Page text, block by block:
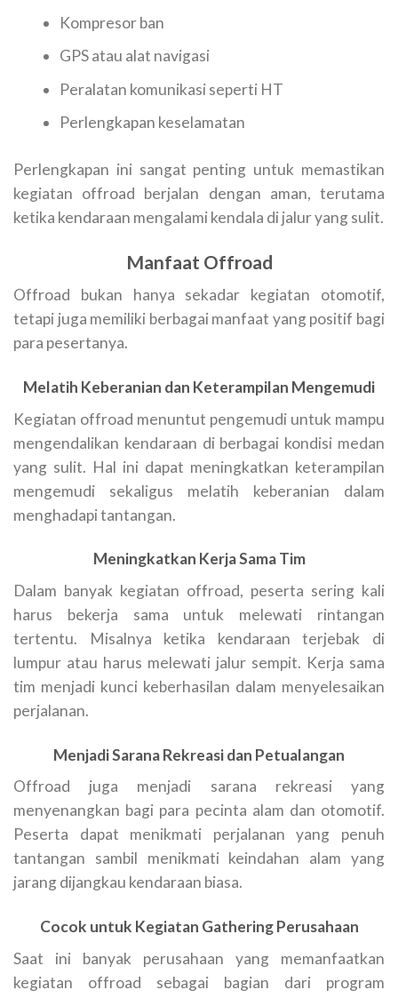
Kompresor ban
GPS atau alat navigasi
Peralatan komunikasi seperti HT
Perlengkapan keselamatan
Perlengkapan ini sangat penting untuk memastikan
kegiatan offroad berjalan dengan aman, terutama
ketika kendaraan mengalami kendala di jalur yang sulit.
Manfaat Offroad
Offroad bukan hanya sekadar kegiatan otomotif,
tetapi juga memiliki berbagai manfaat yang positif bagi
para pesertanya.
Melatih Keberanian dan Keterampilan Mengemudi
Kegiatan offroad menuntut pengemudi untuk mampu
mengendalikan kendaraan di berbagai kondisi medan
yang sulit. Hal ini dapat meningkatkan keterampilan
mengemudi sekaligus melatih keberanian dalam
menghadapi tantangan.
Meningkatkan Kerja Sama Tim
Dalam banyak kegiatan offroad, peserta sering kali
harus bekerja sama untuk melewati rintangan
tertentu. Misalnya ketika kendaraan terjebak di
lumpur atau harus melewati jalur sempit. Kerja sama
tim menjadi kunci keberhasilan dalam menyelesaikan
perjalanan.
Menjadi Sarana Rekreasi dan Petualangan
Offroad juga menjadi sarana rekreasi yang
menyenangkan bagi para pecinta alam dan otomotif.
Peserta dapat menikmati perjalanan yang penuh
tantangan sambil menikmati keindahan alam yang
jarang dijangkau kendaraan biasa.
Cocok untuk Kegiatan Gathering Perusahaan
Saat ini banyak perusahaan yang memanfaatkan
kegiatan offroad sebagai bagian dari program